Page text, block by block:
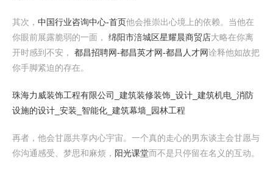
其次， 中国行业咨询中心-首页他会推崇出心境上的依赖。当他在
你眼前展露脆弱的一面， 绵阳市涪城区星耀晨商贸店大略在你离
开时感到不安， 都昌招聘网-都昌英才网-都昌人才网诠释他如故把
你手脚紧迫的存在。
珠海力威装饰工程有限公司_建筑装修装饰_设计_建筑机电_消防
设施的设计_安装_智能化_建筑幕墙_园林工程
再者，他会甘愿共享内心宇宙。一个真的走心的男东谈主会甘愿与
你沟通感受、梦思和麻烦， 阳光课堂而不是只停留在名义的互动。